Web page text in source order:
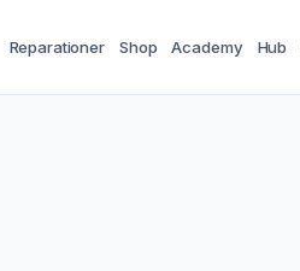
Reparationer Shop Academy Hub